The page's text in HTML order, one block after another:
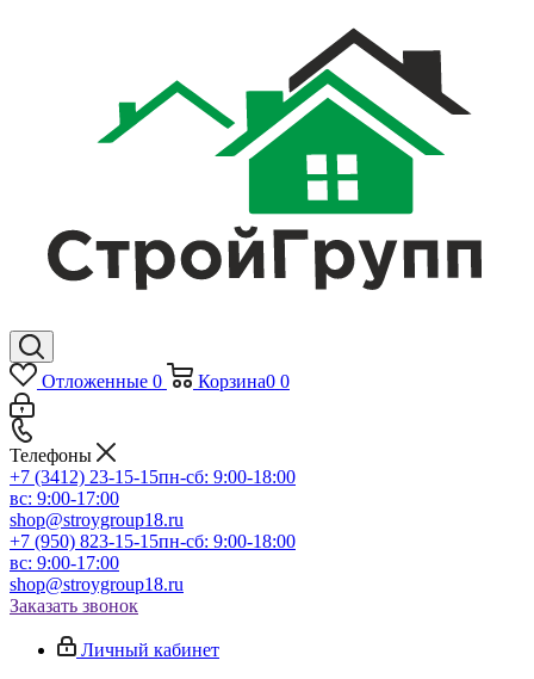
Отложенные 0 Корзина0 0
Телефоны
+7 (3412) 23-15-15пн-сб: 9:00-18:00
вс: 9:00-17:00
shop@stroygroup18.ru
+7 (950) 823-15-15пн-сб: 9:00-18:00
вс: 9:00-17:00
shop@stroygroup18.ru
Заказать звонок
Личный кабинет